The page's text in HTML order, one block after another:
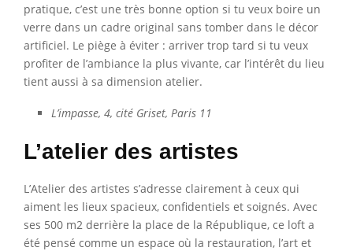
pratique, c’est une très bonne option si tu veux boire un
verre dans un cadre original sans tomber dans le décor
artificiel. Le piège à éviter : arriver trop tard si tu veux
profiter de l’ambiance la plus vivante, car l’intérêt du lieu
tient aussi à sa dimension atelier.
L’impasse, 4, cité Griset, Paris 11
L’atelier des artistes
L’Atelier des artistes s’adresse clairement à ceux qui
aiment les lieux spacieux, confidentiels et soignés. Avec
ses 500 m2 derrière la place de la République, ce loft a
été pensé comme un espace où la restauration, l’art et